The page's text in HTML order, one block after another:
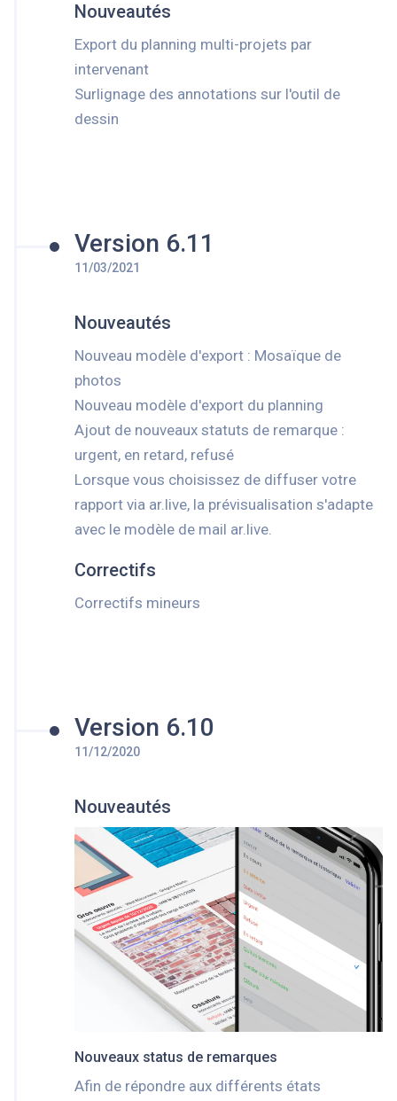
Nouveautés
Export du planning multi-projets par
intervenant
Surlignage des annotations sur l'outil de
dessin
Version 6.11
11/03/2021
Nouveautés
Nouveau modèle d'export : Mosaïque de
photos
Nouveau modèle d'export du planning
Ajout de nouveaux statuts de remarque :
urgent, en retard, refusé
Lorsque vous choisissez de diffuser votre
rapport via ar.live, la prévisualisation s'adapte
avec le modèle de mail ar.live.
Correctifs
Correctifs mineurs
Version 6.10
11/12/2020
Nouveautés
Nouveaux status de remarques
Afin de répondre aux différents états